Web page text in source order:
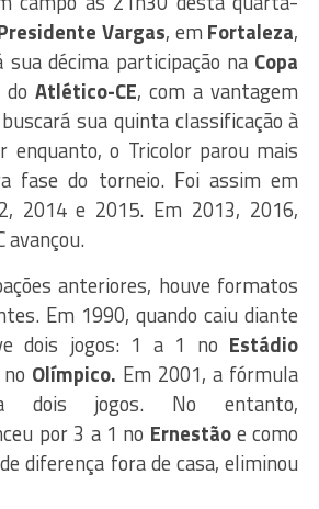
Vargas, em Fortaleza,
sua décima participação na Copa
doAtlético-CE, com a vantagem
sua quinta classificação à
enquanto, o Tricolor parou mais
fase do torneio. Foi assim em
2014 e 2015. Em 2013, 2016,
avançou.
anteriores, houve formatos
Em 1990, quando caiu diante
dois jogos: 1 a 1 no Estádio
Olímpico. Em 2001, a fórmula
dois jogos. No entanto,
por 3 a 1 no Ernestãoe como
diferença fora de casa, eliminou